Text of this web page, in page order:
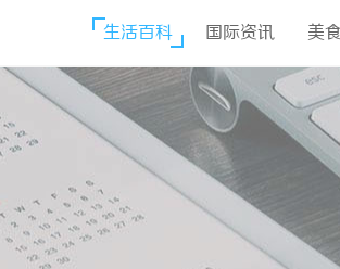
生活百科 国际资讯 美